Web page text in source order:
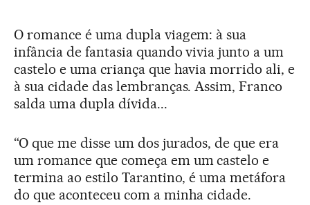
O romance é uma dupla viagem: à sua
infância de fantasia quando vivia junto a um
castelo e uma criança que havia morrido ali, e
à sua cidade das lembranças. Assim, Franco
salda uma dupla dívida...
“O que me disse um dos jurados, de que era
um romance que começa em um castelo e
termina ao estilo Tarantino, é uma metáfora
do que aconteceu com a minha cidade.